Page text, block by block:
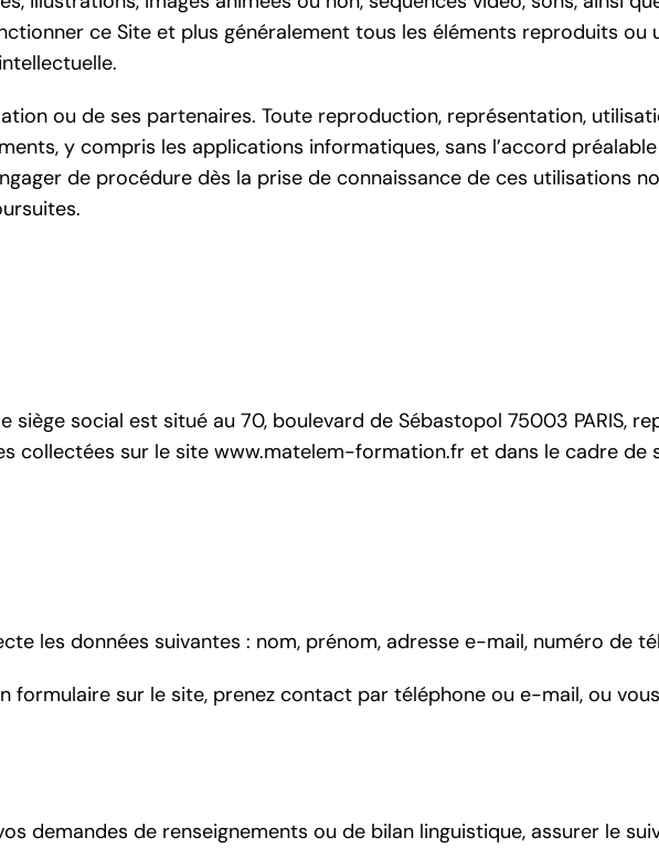
ce Site et plus généralement tous les éléments reproduits ou
ou de ses partenaires. Toute reproduction, représentation,
y compris les applications informatiques, sans l’accord
de procédure dès la prise de connaissance de ces utilisations
siège social est situé au 70, boulevard de Sébastopol 75003 PARIS,
collectées sur le site www.matelem-formation.fr et dans le cadre de
les données suivantes : nom, prénom, adresse e-mail, numéro de
formulaire sur le site, prenez contact par téléphone ou e-mail, ou
demandes de renseignements ou de bilan linguistique, assurer le